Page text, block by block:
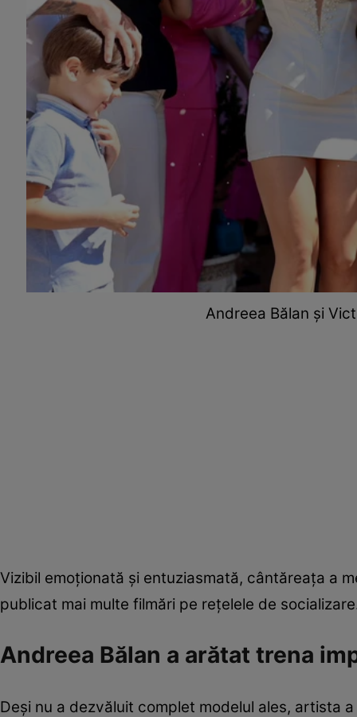
Andreea Bălan și
Vizibil emoționată și entuziasmată, cântăreața a
publicat mai multe filmări pe rețelele de
Andreea Bălan a arătat trena
Deși nu a dezvăluit complet modelul ales, artista